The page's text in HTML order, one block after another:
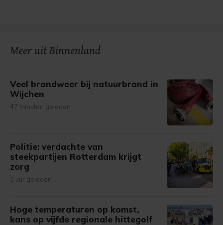
Meer uit Binnenland
Veel brandweer bij natuurbrand in
Wijchen
47 minuten geleden
Politie: verdachte van
steekpartijen Rotterdam krijgt
zorg
1 uur geleden
Hoge temperaturen op komst,
kans op vijfde regionale hittegolf